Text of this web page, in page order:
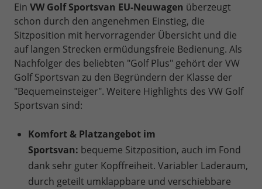
Ein VW Golf Sportsvan EU-Neuwagen überzeugt
schon durch den angenehmen Einstieg, die
Sitzposition mit hervorragender Übersicht und die
auf langen Strecken ermüdungsfreie Bedienung. Als
Nachfolger des beliebten "Golf Plus" gehört der VW
Golf Sportsvan zu den Begründern der Klasse der
"Bequemeinsteiger". Weitere Highlights des VW Golf
Sportsvan sind:
Komfort & Platzangebot im
Sportsvan: bequeme Sitzposition, auch im Fond
dank sehr guter Kopffreiheit. Variabler Laderaum,
durch geteilt umklappbare und verschiebbare